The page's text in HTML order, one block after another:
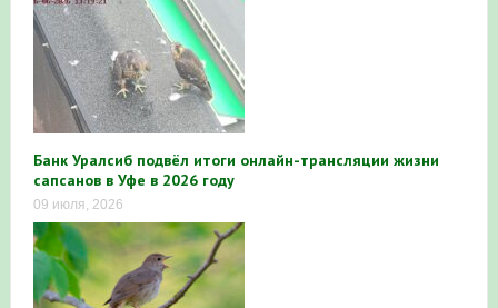
Банк Уралсиб подвёл итоги онлайн-трансляции жизни
сапсанов в Уфе в 2026 году
09 июля, 2026